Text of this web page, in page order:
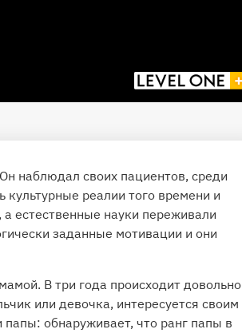
Он наблюдал своих пациентов, среди
реалии того времени и
естественные науки переживали
заданные мотивации и они
В три года происходит довольно
или девочка, интересуется своим
обнаруживает, что ранг папы в